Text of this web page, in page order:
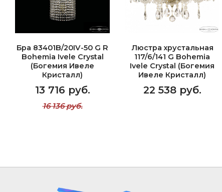
Бра 83401B/20IV-50 G R
Bohemia Ivele Crystal
(Богемия Ивеле
Кристалл)
13 716 руб.
16 136 руб.
Люстра хрустальная
117/6/141 G Bohemia
Ivele Crystal (Богемия
Ивеле Кристалл)
22 538 руб.